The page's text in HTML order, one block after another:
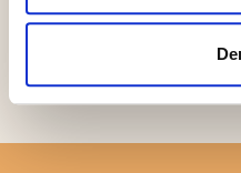
Please
this